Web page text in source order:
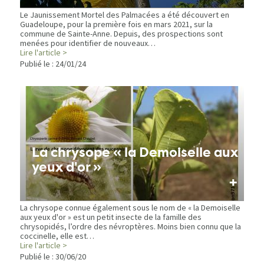
Le Jaunissement Mortel des Palmacées a été découvert en
Guadeloupe, pour la première fois en mars 2021, sur la
commune de Sainte-Anne. Depuis, des prospections sont
menées pour identifier de nouveaux…
Lire l'article >
Publié le : 24/01/24
La chrysope « la Demoiselle aux
yeux d'or »
+
La chrysope connue également sous le nom de « la Demoiselle
aux yeux d'or » est un petit insecte de la famille des
chrysopidés, l’ordre des névroptères. Moins bien connu que la
coccinelle, elle est…
Lire l'article >
Publié le : 30/06/20